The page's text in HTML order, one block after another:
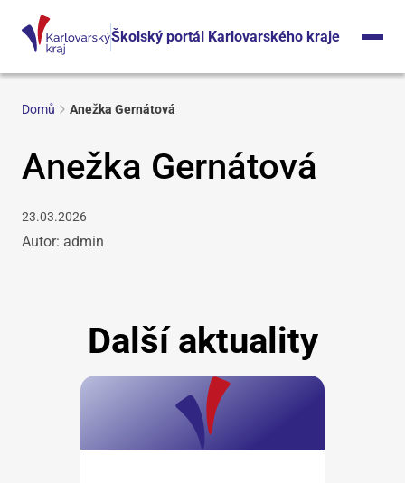
Školský portál Karlovarského kraje
Domů Anežka Gernátová
Anežka Gernátová
23.03.2026
Autor: admin
Další aktuality